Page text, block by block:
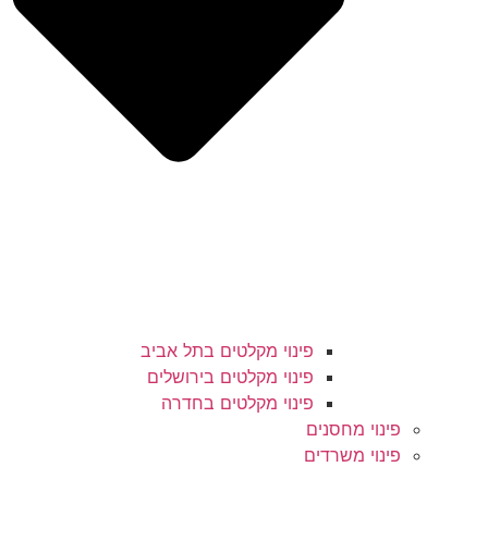
פינוי מקלטים בתל אביב
פינוי מקלטים בירושלים
פינוי מקלטים בחדרה
פינוי מחסנים
פינוי משרדים